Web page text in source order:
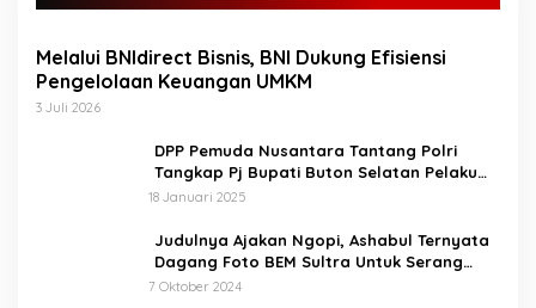
Melalui BNIdirect Bisnis, BNI Dukung Efisiensi
Pengelolaan Keuangan UMKM
3 Juli 2026
DPP Pemuda Nusantara Tantang Polri
Tangkap Pj Bupati Buton Selatan Pelaku
Penganiaya Aktvis HMI
18 Januari 2025
Judulnya Ajakan Ngopi, Ashabul Ternyata
Dagang Foto BEM Sultra Untuk Serang
Paslon
7 Oktober 2024